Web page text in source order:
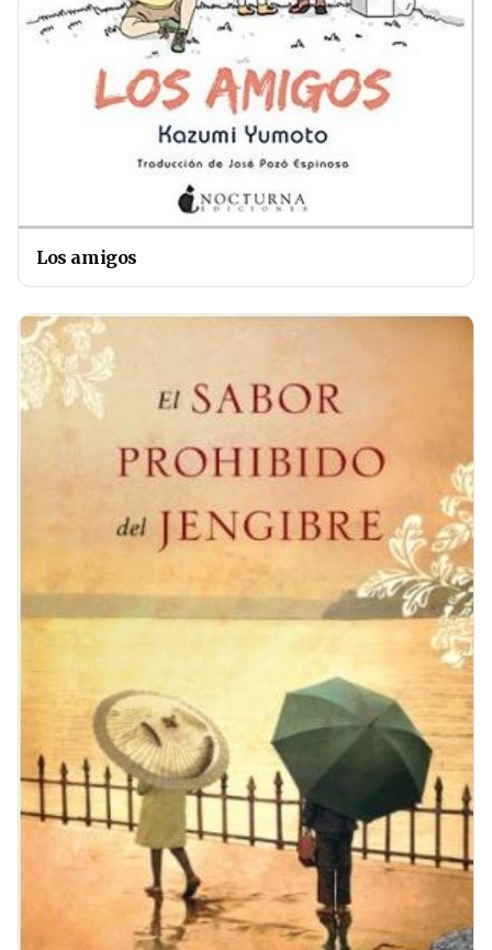
Los amigos